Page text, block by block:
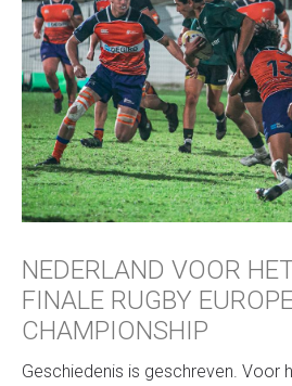
NEDERLAND VOOR
FINALE RUGBY
CHAMPIONSHIP
Geschiedenis is geschreven. Voor